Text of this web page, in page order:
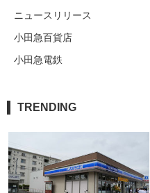
ニュースリリース
小田急百貨店
小田急電鉄
TRENDING